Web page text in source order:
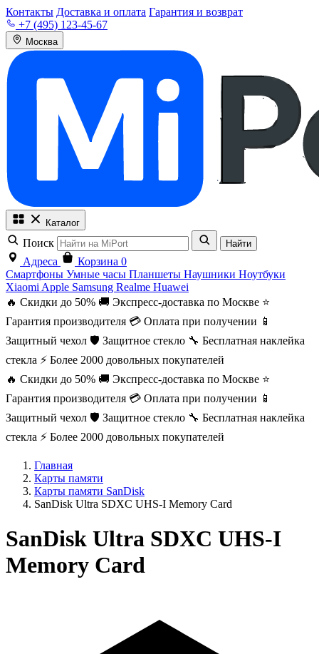
Контакты Доставка и оплата Гарантия и возврат
+7 (495) 123-45-67
Москва
Каталог
Поиск Найти
Адреса Корзина 0
Смартфоны Умные часы Планшеты Наушники Ноутбуки
Xiaomi Apple Samsung Realme Huawei
🔥 Скидки до 50% 🚚 Экспресс-доставка по Москве ⭐
Гарантия производителя 💳 Оплата при получении 📱
Защитный чехол 🛡️ Защитное стекло 🔧 Бесплатная наклейка
стекла ⚡ Более 2000 довольных покупателей
🔥 Скидки до 50% 🚚 Экспресс-доставка по Москве ⭐
Гарантия производителя 💳 Оплата при получении 📱
Защитный чехол 🛡️ Защитное стекло 🔧 Бесплатная наклейка
стекла ⚡ Более 2000 довольных покупателей
Главная
Карты памяти
Карты памяти SanDisk
SanDisk Ultra SDXC UHS-I Memory Card
SanDisk Ultra SDXC UHS-I
Memory Card